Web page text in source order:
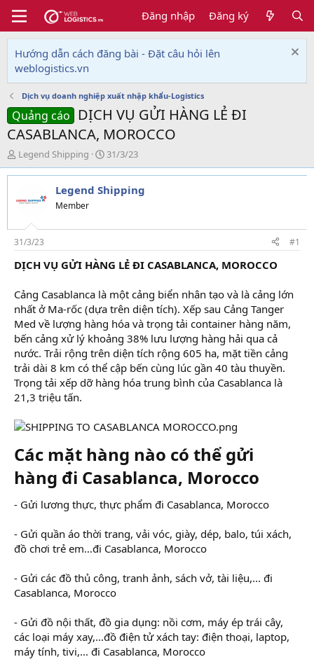
Đăng nhập Đăng ký
Hướng dẫn cách đăng bài - Đặt câu hỏi lên
weblogistics.vn
Dịch vụ doanh nghiệp xuất nhập khẩu-Logistics
Quảng cáo
DỊCH VỤ GỬI HÀNG LẺ ĐI
CASABLANCA, MOROCCO
T
h
r
a
s
t
a
r
e
r
Legend Shipping
N
g
à
y
i
31/3/23
Legend Shipping
Member
31/3/23 #1
DỊCH VỤ GỬI HÀNG LẺ ĐI CASABLANCA, MOROCCO
Cảng Casablanca là một cảng biển nhân tạo và là cảng lớn
nhất ở Ma-rốc (dựa trên diện tích). Xếp sau Cảng Tanger
Med về lượng hàng hóa và trọng tải container hàng năm,
bến cảng xử lý khoảng 38% lưu lượng hàng hải qua cả
nước. Trải rộng trên diện tích rộng 605 ha, mặt tiền cảng
trải dài 8 km có thể cập bến cùng lúc gần 40 tàu thuyền.
Trọng tải xếp dỡ hàng hóa trung bình của Casablanca là
21,3 triệu tấn.
Các mặt hàng nào có thể gửi
hàng đi Casablanca, Morocco
- Gửi lương thực, thực phẩm đi Casablanca, Morocco
- Gửi quần áo thời trang, vải vóc, giày, dép, balo, túi xách,
đồ chơi trẻ em…đi Casablanca, Morocco
- Gửi các đồ thủ công, tranh ảnh, sách vở, tài liệu,... đi
Casablanca, Morocco
- Gửi đồ nội thất, đồ gia dụng: nồi cơm, máy ép trái cây,
các loại máy xay,...đồ điện tử xách tay: điện thoại, laptop,
máy tính, tivi,... đi Casablanca, Morocco